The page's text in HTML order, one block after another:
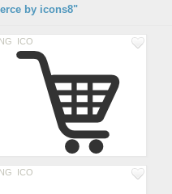
by icons8"
ICO
ICO